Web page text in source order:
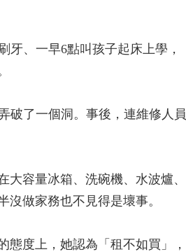
牙、一早6點叫孩子起床上學，
破了一個洞。事後，連維修人員
容量冰箱、洗碗機、水波爐、
做家務也不見得是壞事。
度上，她認為「租不如買」，